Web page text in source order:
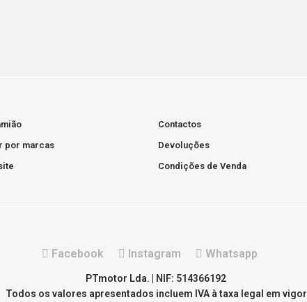
por marcas
Contactos
Devoluções
Condições de Venda
Facebook Instagram Whatsapp
PTmotor Lda. | NIF: 514366192
Todos os valores apresentados incluem IVA à taxa legal em vigor